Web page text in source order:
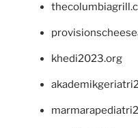
khedi2023.org